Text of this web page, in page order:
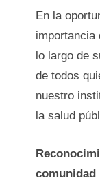
En la
importancia
lo largo de
de todos
nuestro
la salud
comunidad